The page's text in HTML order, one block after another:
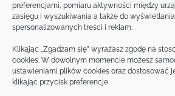
preferencjami, pomiaru aktywności między
zasięgu i wyszukiwania a także do
spersonalizowanych treści i reklam.
Klikając „Zgadzam się” wyrażasz zgodę na
cookies. W dowolnym momencie możesz
ustawieniami plików cookies oraz dostosować
klikając przycisk preferencje.
Bądź w kontakcie z
NEWSLETTER